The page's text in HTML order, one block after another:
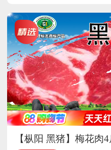
【枞阳 黑猪】梅花肉